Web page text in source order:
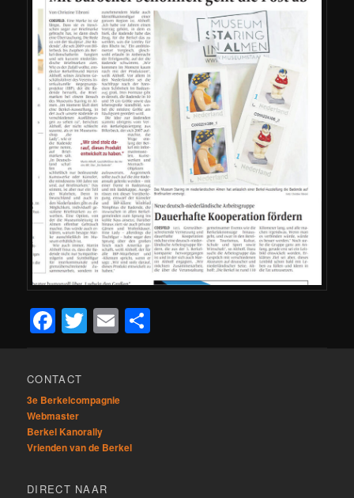
Facebook
Twitter
Email
CONTACT
3e Berkelcompagnie
Webmaster
Berkel Kanorally
Vrienden van de Berkel
DIRECT NAAR